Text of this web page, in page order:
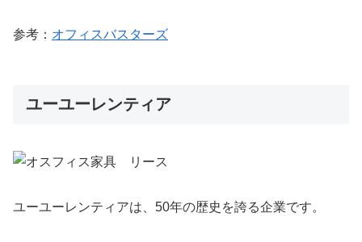
参考： オフィスバスターズ
ユーユーレンティア
ユーユーレンティアは、50年の歴史を誇る企業です。